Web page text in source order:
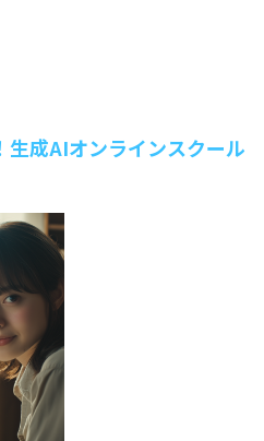
生成AIオンラインスクール